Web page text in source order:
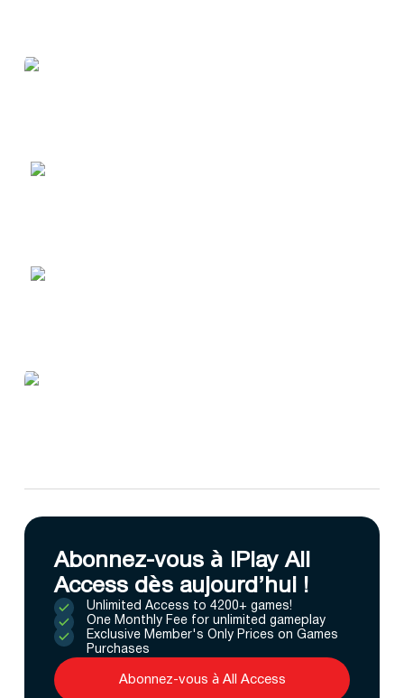
Abonnez-vous à IPlay All
Access dès aujourd’hui !
Unlimited Access to 4200+ games!
One Monthly Fee for unlimited gameplay
Exclusive Member's Only Prices on Games
Purchases
Abonnez-vous à All Access